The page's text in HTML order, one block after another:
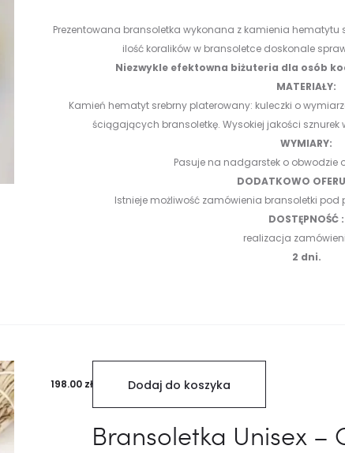
Prezentowana bransoletka wykonana z kamienia hematytu
ilość koralików w bransoletce doskonale
Niezwykle efektowna biżuteria dla osób
MATERIAŁY:
Kamień hematyt srebrny platerowany: kuleczki o
ściągających bransoletkę. Wysokiej jakości sznurek
WYMIARY:
Pasuje na nadgarstek o obwodzie
DODATKOWO
Istnieje możliwość zamówienia bransoletki pod
DOSTĘPNOŚĆ :
realizacja
2 dni.
198.00 zł Dodaj do koszyka
Bransoletka Unisex –